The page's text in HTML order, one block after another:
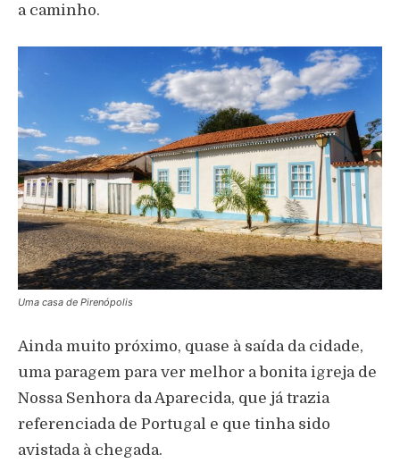
a caminho.
Uma casa de Pirenópolis
Ainda muito próximo, quase à saída da cidade,
uma paragem para ver melhor a bonita igreja de
Nossa Senhora da Aparecida, que já trazia
referenciada de Portugal e que tinha sido
avistada à chegada.